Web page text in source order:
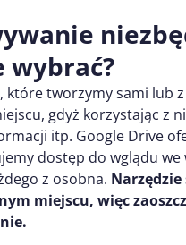
wybrać?
które tworzymy sami lub
gdyż korzystając z
itp. Google Drive
dostęp do wglądu we
z osobna.
miejscu, więc